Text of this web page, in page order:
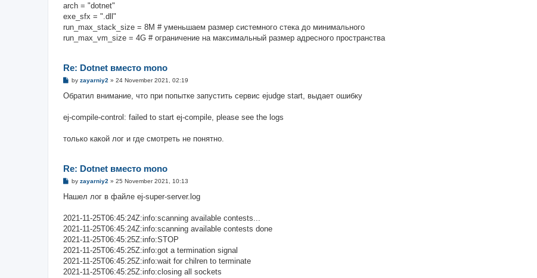
arch = "dotnet"
exe_sfx = ".dll"
run_max_stack_size = 8M # уменьшаем размер системного стека до минимального
run_max_vm_size = 4G # ограничение на максимальный размер адресного пространства
Re: Dotnet вместо mono
P
s
by zayarniy2 » 24 November 2021, 02:19
Обратил внимание, что при попытке запустить сервис ejudge start, выдает ошибку
ej-compile-control: failed to start ej-compile, please see the logs
только какой лог и где смотреть не понятно.
Re: Dotnet вместо mono
P
s
by zayarniy2 » 25 November 2021, 10:13
Нашел лог в файле ej-super-server.log
2021-11-25T06:45:24Z:info:scanning available contests...
2021-11-25T06:45:24Z:info:scanning available contests done
2021-11-25T06:45:25Z:info:STOP
2021-11-25T06:45:25Z:info:got a termination signal
2021-11-25T06:45:25Z:info:wait for chilren to terminate
2021-11-25T06:45:25Z:info:closing all sockets